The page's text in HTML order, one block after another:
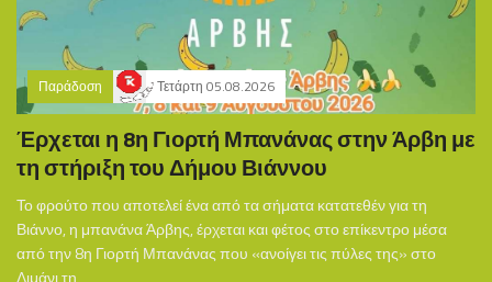
Παράδοση Τετάρτη 05.08.2026
Έρχεται η 8η Γιορτή Μπανάνας στην Άρβη με
τη στήριξη του Δήμου Βιάννου
Το φρούτο που αποτελεί ένα από τα σήματα κατατεθέν για τη
Βιάννο, η μπανάνα Άρβης, έρχεται και φέτος στο επίκεντρο μέσα
από την 8η Γιορτή Μπανάνας που «ανοίγει τις πύλες της» στο